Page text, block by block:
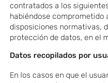
contratados a los
habiéndose comprometido
disposiciones normativas,
protección de datos, en el
Datos recopilados por
En los casos en que el